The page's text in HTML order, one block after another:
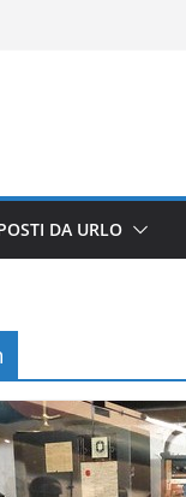
DA URLO